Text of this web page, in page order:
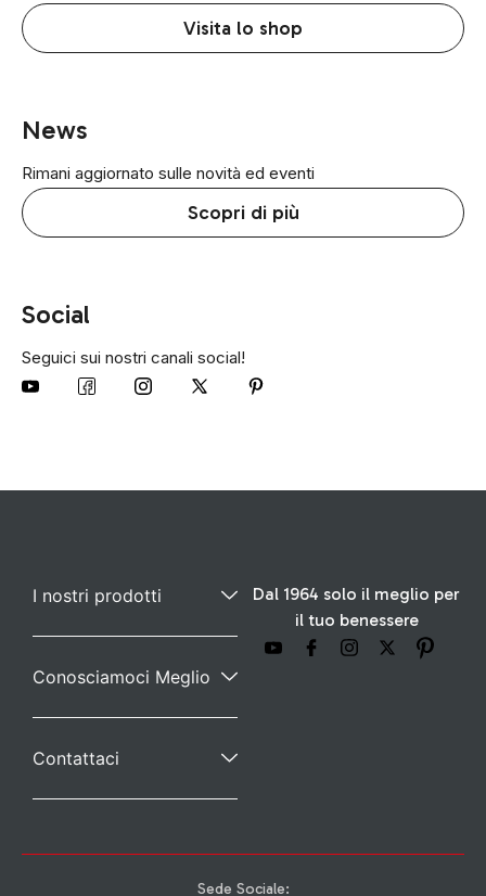
Visita lo shop
News
Rimani aggiornato sulle novità ed eventi
Scopri di più
Social
Seguici sui nostri canali social!
Dal 1964 solo il meglio per
il tuo benessere
I nostri prodotti
Conosciamoci Meglio
Contattaci
Sede Sociale: